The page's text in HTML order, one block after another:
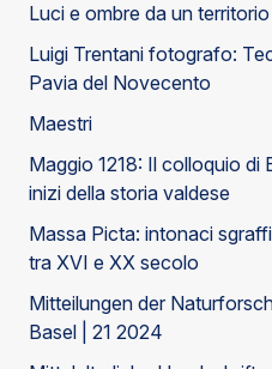
Luci e ombre da un
Luigi Trentani fotografo:
Pavia del Novecento
Maestri
Maggio 1218: Il colloquio di
inizi della storia valdese
Massa Picta: intonaci
tra XVI e XX secolo
Mitteilungen der
Basel | 21 2024